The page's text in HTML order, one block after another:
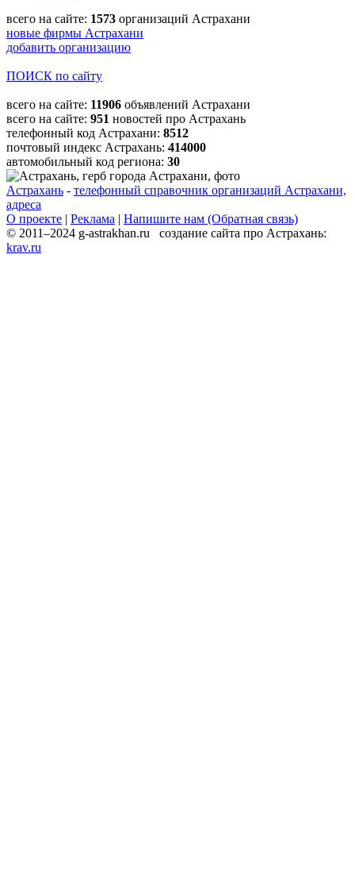
всего на сайте: 1573 организаций Астрахани
новые фирмы Астрахани
добавить организацию
ПОИСК по сайту
всего на сайте: 11906 объявлений Астрахани
всего на сайте: 951 новостей про Астрахань
телефонный код Астрахани: 8512
почтовый индекс Астрахань: 414000
автомобильный код региона: 30
Астрахань - телефонный справочник организаций Астрахани,
адреса
О проекте | Реклама | Напишите нам (Обратная связь)
© 2011–2024 g-astrakhan.ru создание сайта про Астрахань:
krav.ru